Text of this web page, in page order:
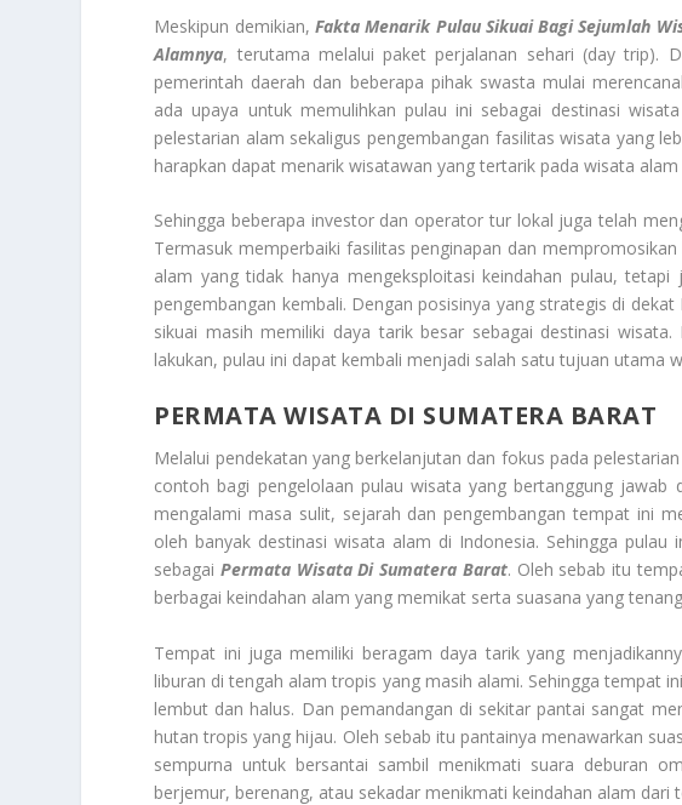
Meskipun demikian, Fakta Menarik Pulau Sikuai Bagi Sejumlah
Alamnya, terutama melalui paket perjalanan sehari (day trip).
pemerintah daerah dan beberapa pihak swasta mulai
ada upaya untuk memulihkan pulau ini sebagai destinasi
pelestarian alam sekaligus pengembangan fasilitas wisata yang
harapkan dapat menarik wisatawan yang tertarik pada wisata
Sehingga beberapa investor dan operator tur lokal juga telah
Termasuk memperbaiki fasilitas penginapan dan
alam yang tidak hanya mengeksploitasi keindahan pulau,
pengembangan kembali. Dengan posisinya yang strategis di
sikuai masih memiliki daya tarik besar sebagai destinasi
lakukan, pulau ini dapat kembali menjadi salah satu tujuan utama
PERMATA WISATA DI SUMATERA BARAT
Melalui pendekatan yang berkelanjutan dan fokus pada
contoh bagi pengelolaan pulau wisata yang bertanggung jawab
mengalami masa sulit, sejarah dan pengembangan tempat ini
oleh banyak destinasi wisata alam di Indonesia. Sehingga
sebagai Permata Wisata Di Sumatera Barat. Oleh sebab itu
berbagai keindahan alam yang memikat serta suasana yang
Tempat ini juga memiliki beragam daya tarik yang
liburan di tengah alam tropis yang masih alami. Sehingga tempat
lembut dan halus. Dan pemandangan di sekitar pantai sangat
hutan tropis yang hijau. Oleh sebab itu pantainya menawarkan
sempurna untuk bersantai sambil menikmati suara deburan
berjemur, berenang, atau sekadar menikmati keindahan alam dari